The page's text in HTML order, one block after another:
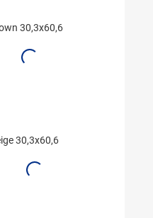
30,3x60,6
30,3x60,6